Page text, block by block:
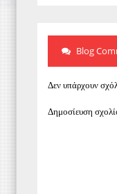
Blog
Δεν υπάρχουν
Δημοσίευση